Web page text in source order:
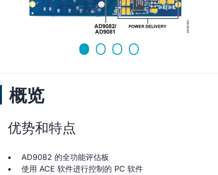
概览
优势和特点
AD9082 的全功能评估板
使用 ACE 软件进行控制的 PC 软件